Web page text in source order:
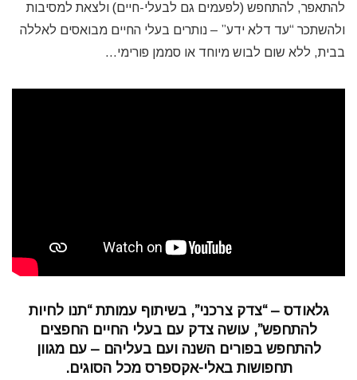
להתאפר, להתחפש (לפעמים גם לבעלי-חיים) ולצאת למסיבות
ולהשתכר “עד דלא ידע” – נותרים בעלי החיים מבואסים לאללה
בבית, ללא שום לבוש מיוחד או סממן פורימי…
גלאודס – “צדק צרכני”, בשיתוף עמותת “תנו לחיות
להתחפש”, עושה צדק עם בעלי החיים החפצים
להתחפש בפורים השנה ועם בעליהם – עם מגוון
תחפושות באלי-אקספרס מכל הסוגים.